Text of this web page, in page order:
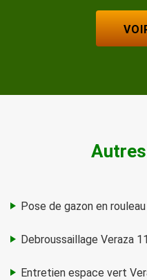
Pose de gazon en
Debroussaillage Veraza
Entretien espace vert